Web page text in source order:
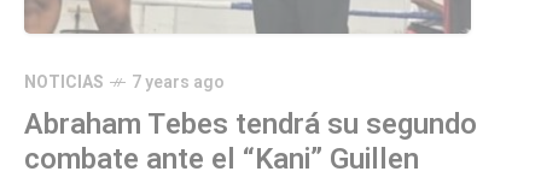
NOTICIAS 7 years ago
Abraham Tebes tendrá su segundo
combate ante el “Kani” Guillen